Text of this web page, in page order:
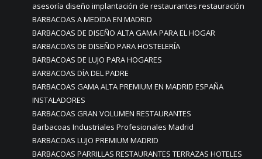
asesoría diseño implantación de restaurantes restauración
BARBACOAS A MEDIDA EN MADRID
BARBACOAS DE DISEÑO ALTA GAMA PARA EL HOGAR
BARBACOAS DE DISEÑO PARA HOSTELERÍA
BARBACOAS DE LUJO PARA HOGARES
BARBACOAS DÍA DEL PADRE
BARBACOAS GAMA ALTA PREMIUM EN MADRID ESPAÑA
INSTALADORES
BARBACOAS GRAN VOLUMEN RESTAURANTES
Barbacoas Industriales Profesionales Madrid
BARBACOAS LUJO PREMIUM MADRID
BARBACOAS PARRILLAS RESTAURANTES TERRAZAS HOTELES